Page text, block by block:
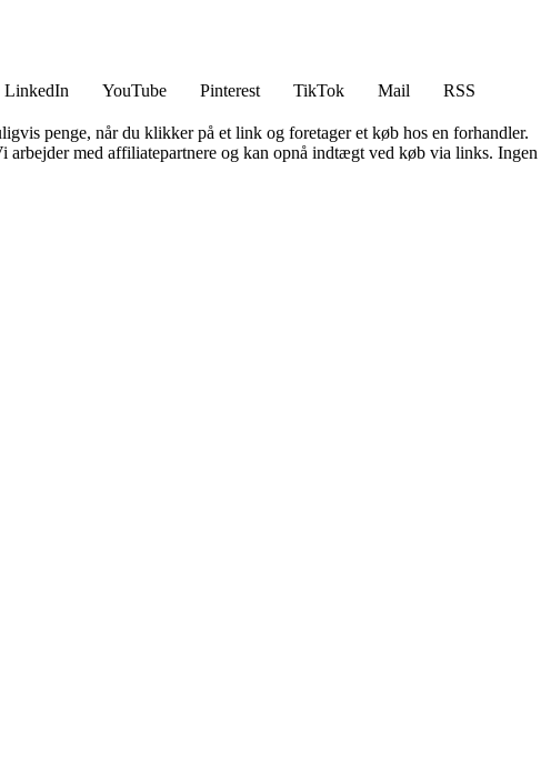
LinkedIn YouTube Pinterest TikTok Mail
RSS
penge, når du klikker på et link og foretager et køb hos en forhandler.
arbejder med affiliatepartnere og kan opnå indtægt ved køb via links.